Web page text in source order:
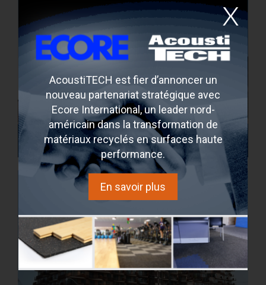
625 Sheppard
Toronto, Ontario, Canada
AcoustiTECH est fier d’annoncer un
nouveau partenariat stratégique avec
Ecore International, un leader nord-
américain dans la transformation de
matériaux recyclés en surfaces haute
performance.
En savoir plus